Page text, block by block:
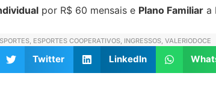
por R$ 60 mensais e Plano Familiar a
ESPORTES COOPERATIVOS INGRESSOS VALERIODOCE
Twitter LinkedIn